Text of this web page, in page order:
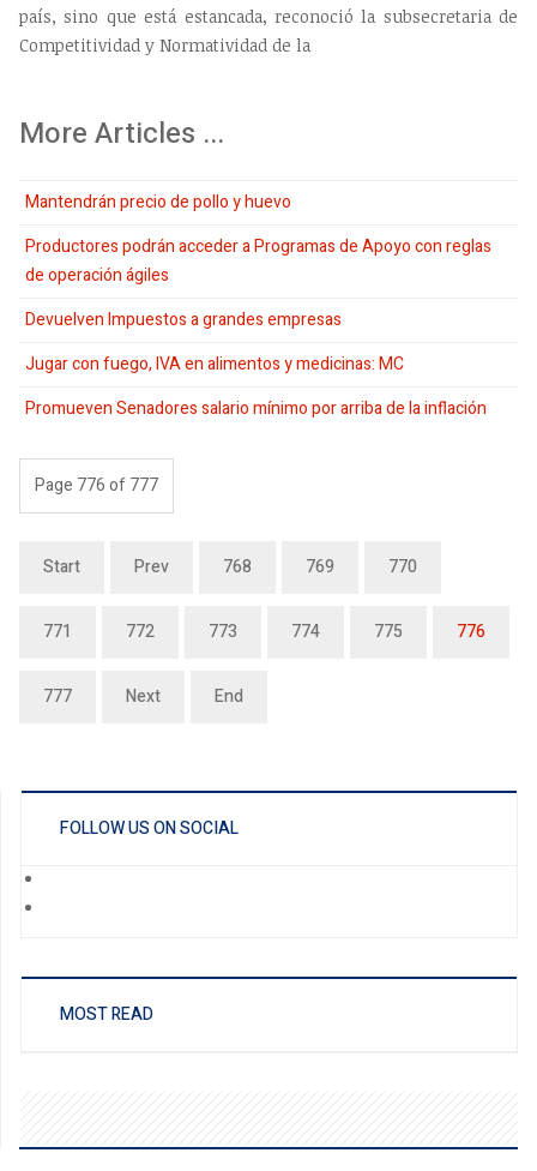
país, sino que está estancada, reconoció la subsecretaria de
Competitividad y Normatividad de la
More Articles ...
Mantendrán precio de pollo y huevo
Productores podrán acceder a Programas de Apoyo con reglas
de operación ágiles
Devuelven Impuestos a grandes empresas
Jugar con fuego, IVA en alimentos y medicinas: MC
Promueven Senadores salario mínimo por arriba de la inflación
Page 776 of 777
Start Prev 768 769 770
771 772 773 774 775 776
777 Next End
FOLLOW US ON SOCIAL
MOST READ